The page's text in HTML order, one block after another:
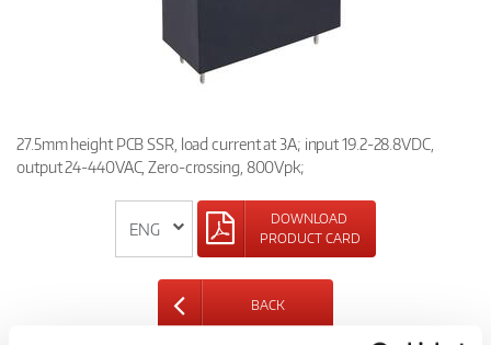
27.5mm height PCB SSR, load current at 3A; input 19.2-28.8VDC,
output 24-440VAC, Zero-crossing, 800Vpk;
DOWNLOAD
PRODUCT CARD
BACK